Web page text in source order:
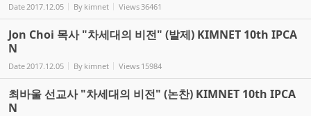
Date 2017.12.05 By kimnet Views 36461
Jon Choi 목사 "차세대의 비전" (발제) KIMNET 10th IPCA
N
Date 2017.12.05 By kimnet Views 15984
최바울 선교사 "차세대의 비전" (논찬) KIMNET 10th IPCA
N